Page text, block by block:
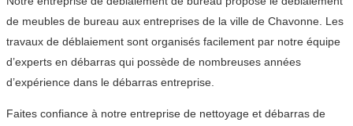
de meubles de bureau aux entreprises de la ville de Chavonne. Les
travaux de déblaiement sont organisés facilement par notre équipe
d’experts en débarras qui possède de nombreuses années
d’expérience dans le débarras entreprise.
Faites confiance à notre entreprise de nettoyage et débarras de